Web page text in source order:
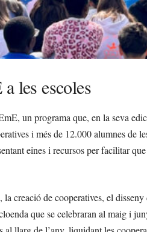
les escoles
un programa que, en la seva
i més de 12.000 alumnes de
eines i recursos per facilitar
creació de cooperatives, el
que se celebraran al maig i